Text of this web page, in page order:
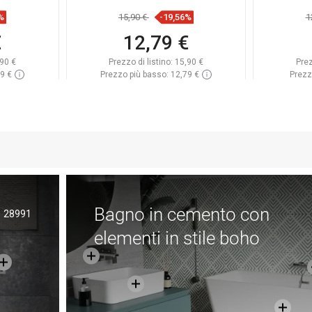
€
€
15,90 € -19,56%
12,79 €
Prezzo di listino: 15,90 €
Prezzo più basso: 12,79 €
28991
Bagno in cemento con
elementi in stile boho